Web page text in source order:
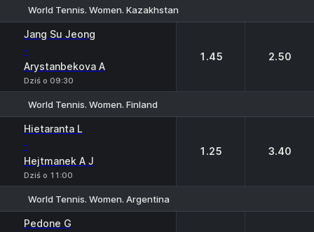
World Tennis. Women. Kazakhstan
Jang Su Jeong
-
Arystanbekova A
Dziś o 09:30
1.45 2.50
World Tennis. Women. Finland
Hietaranta L
-
Hejtmanek A J
Dziś o 11:00
1.25 3.40
World Tennis. Women. Argentina
Pedone G